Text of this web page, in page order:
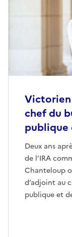
chef du
publique
Deux ans
de l’IRA
Chanteloup
d’adjoint au
publique et